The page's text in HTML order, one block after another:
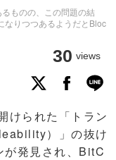
ものの、この問題の結
なりつつあるようだとBloc
30 views
けられた「トラン
）」の抜け
が発見され、BitC